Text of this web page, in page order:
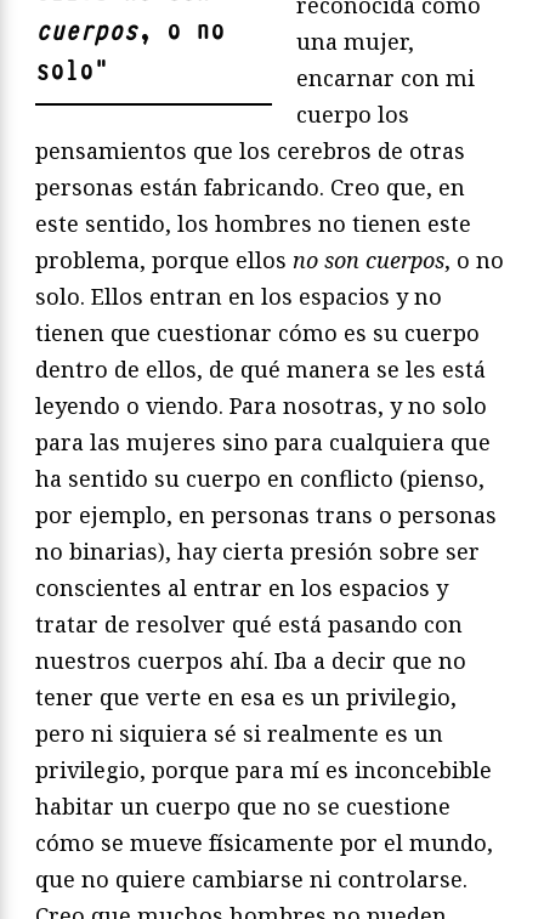
cuerpos, o no
solo"
una mujer,
encarnar con mi
cuerpo los
pensamientos que los cerebros de otras
personas están fabricando. Creo que, en
este sentido, los hombres no tienen este
problema, porque ellos no son cuerpos, o no
solo. Ellos entran en los espacios y no
tienen que cuestionar cómo es su cuerpo
dentro de ellos, de qué manera se les está
leyendo o viendo. Para nosotras, y no solo
para las mujeres sino para cualquiera que
ha sentido su cuerpo en conflicto (pienso,
por ejemplo, en personas trans o personas
no binarias), hay cierta presión sobre ser
conscientes al entrar en los espacios y
tratar de resolver qué está pasando con
nuestros cuerpos ahí. Iba a decir que no
tener que verte en esa es un privilegio,
pero ni siquiera sé si realmente es un
privilegio, porque para mí es inconcebible
habitar un cuerpo que no se cuestione
cómo se mueve físicamente por el mundo,
que no quiere cambiarse ni controlarse.